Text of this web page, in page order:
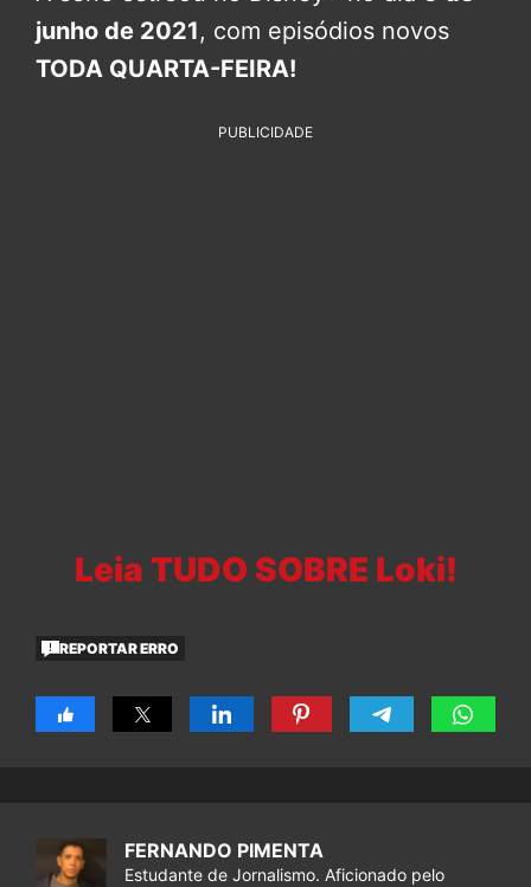
junho de 2021, com episódios novos
TODA QUARTA-FEIRA!
PUBLICIDADE
Leia TUDO SOBRE Loki!
REPORTAR ERRO
FERNANDO PIMENTA
Estudante de Jornalismo. Aficionado pelo